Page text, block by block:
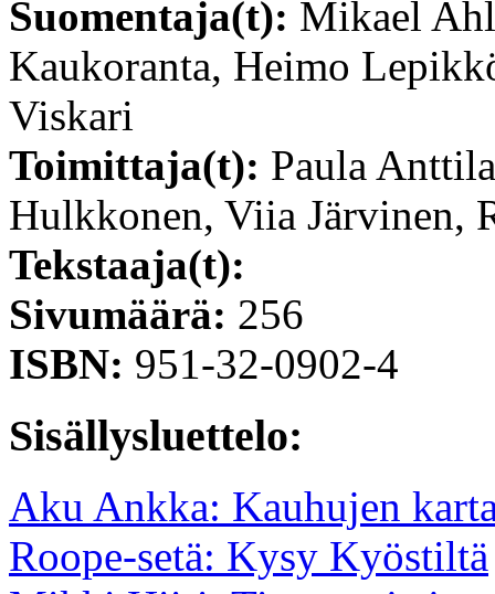
Suomentaja(t): Mikael
Kaukoranta, Heimo
Viskari
Toimittaja(t): Paula
Hulkkonen, Viia Järvinen,
Tekstaaja(t):
Sivumäärä: 256
ISBN: 951-32-0902-4
Sisällysluettelo:
Aku Ankka: Kauhujen
Roope-setä: Kysy Kyöstiltä